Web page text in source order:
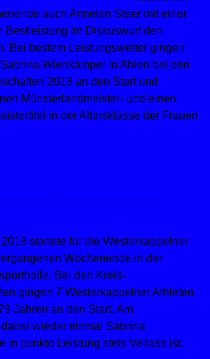
auch Annelen Steer mit einer
Bestleistung im Diskuswurf den
Bei bestem Leistungswetter gingen
Wienkämper in Ahlen bei den
2018 an den Start und
Münsterlandmeister- und einen
in der Altersklasse der Frauen.
startete für die Westerkappelner
Wochenende in der
Bei den Kreis-
gingen 7 Westerkappelner Athleten
Jahren an den Start. Am
wieder einmal Sabrina
in punkto Leistung stets Verlass ist.